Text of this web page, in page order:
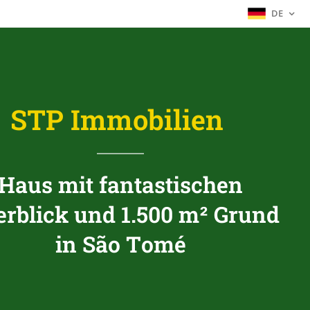
DE
STP Immobilien
mit fantastischen
und 1.500 m² Grund
in São Tomé